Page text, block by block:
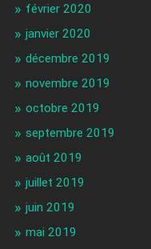
février 2020
janvier 2020
décembre 2019
novembre 2019
octobre 2019
septembre 2019
août 2019
juillet 2019
juin 2019
mai 2019